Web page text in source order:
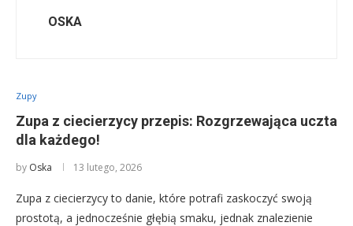
OSKA
Zupy
Zupa z ciecierzycy przepis: Rozgrzewająca uczta
dla każdego!
by Oska 13 lutego, 2026
Zupa z ciecierzycy to danie, które potrafi zaskoczyć swoją
prostotą, a jednocześnie głębią smaku, jednak znalezienie